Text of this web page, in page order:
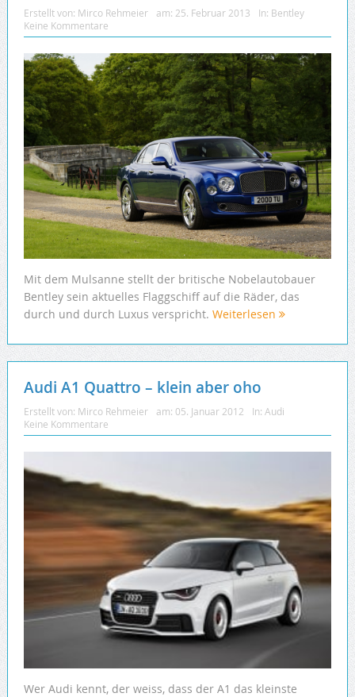
Erstellt von: Mirco Rehmeier am: 25. Februar 2013 In: Bentley
Keine Kommentare
Mit dem Mulsanne stellt der britische Nobelautobauer
Bentley sein aktuelles Flaggschiff auf die Räder, das
durch und durch Luxus verspricht. Weiterlesen
Audi A1 Quattro – klein aber oho
Erstellt von: Mirco Rehmeier am: 05. Januar 2012 In: Audi
Keine Kommentare
Wer Audi kennt, der weiss, dass der A1 das kleinste